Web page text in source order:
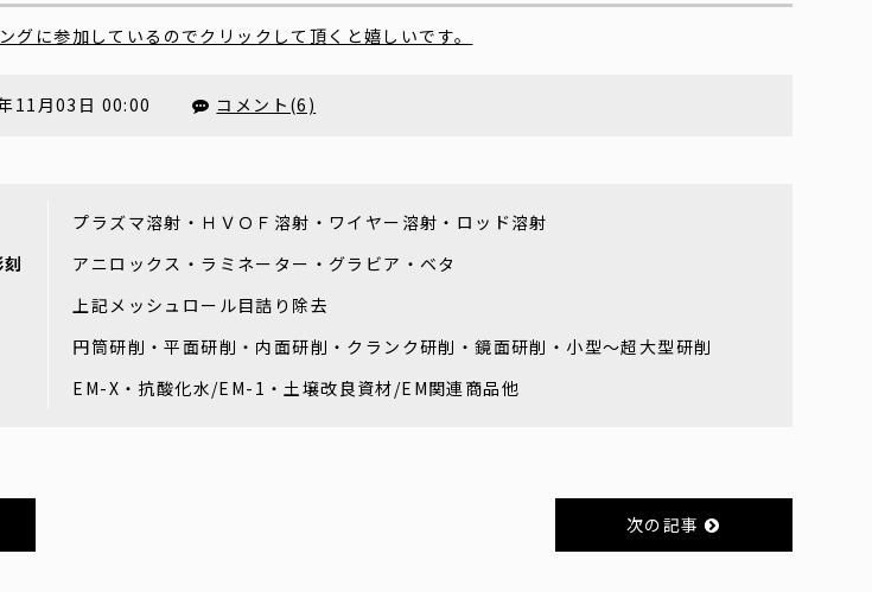
グに参加しているのでクリックして頂くと嬉しいです。
11月03日 00:00 コメント(6)
プラズマ溶射・ＨＶＯＦ溶射・ワイヤー溶射・ロッド溶射
アニロックス・ラミネーター・グラビア・ベタ
上記メッシュロール目詰り除去
円筒研削・平面研削・内面研削・クランク研削・鏡面研削・小型～超大型研削
EM-X・抗酸化水/EM-1・土壌改良資材/EM関連商品他
次の記事